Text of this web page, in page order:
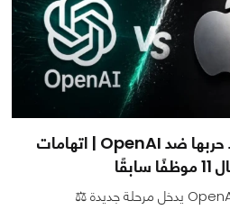
آبل تصعد حربها ضد OpenAI | اتهامات